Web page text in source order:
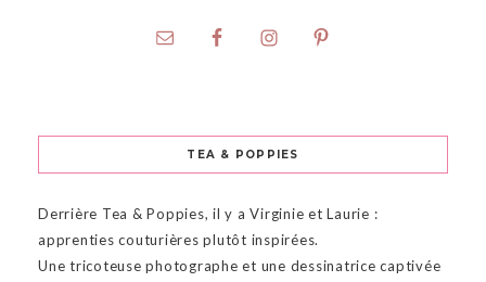
TEA & POPPIES
Derrière Tea & Poppies, il y a Virginie et Laurie :
apprenties couturières plutôt inspirées.
Une tricoteuse photographe et une dessinatrice captivée